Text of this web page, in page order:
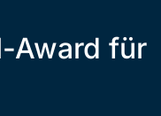
Award für